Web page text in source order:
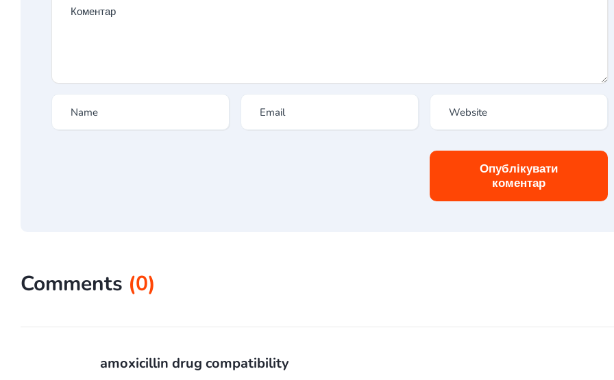
Опублікувати
коментар
Comments (0)
amoxicillin drug compatibility